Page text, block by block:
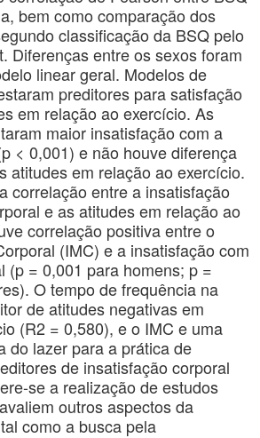
bem como comparação dos
classificação da BSQ pelo
Diferenças entre os sexos foram
linear geral. Modelos de
preditores para satisfação
em relação ao exercício. As
maior insatisfação com a
< 0,001) e não houve diferença
atitudes em relação ao exercício.
correlação entre a insatisfação
e as atitudes em relação ao
correlação positiva entre o
(IMC) e a insatisfação com
(p = 0,001 para homens; p =
O tempo de frequência na
de atitudes negativas em
(R2 = 0,580), e o IMC e uma
do lazer para a prática de
de insatisfação corporal
se a realização de estudos
outros aspectos da
como a busca pela